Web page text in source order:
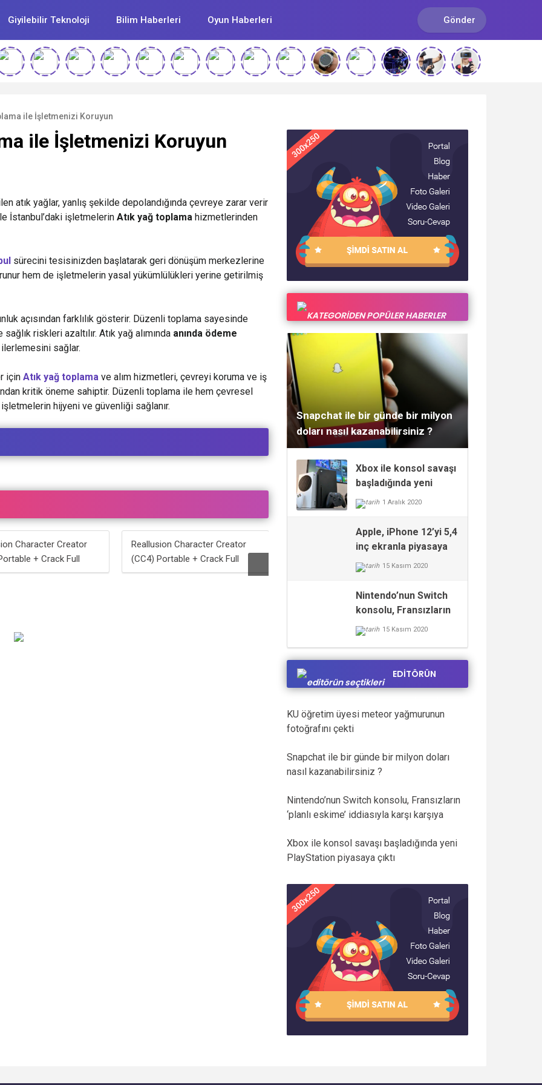
Giyilebilir Teknoloji Bilim Haberleri Oyun Haberleri Gönder
ile İşletmenizi Koruyun
ile İşletmenizi Koruyun
atık yağlar, yanlış şekilde depolandığında çevreye zarar verir
İstanbul’daki işletmelerin Atık yağ toplama hizmetlerinden
sürecini tesisinizden başlatarak geri dönüşüm merkezlerine
hem de işletmelerin yasal yükümlülükleri yerine getirilmiş
açısından farklılık gösterir. Düzenli toplama sayesinde
riskleri azaltılır. Atık yağ alımında anında ödeme
sağlar.
için Atık yağ toplama ve alım hizmetleri, çevreyi koruma ve iş
kritik öneme sahiptir. Düzenli toplama ile hem çevresel
hijyeni ve güvenliği sağlanır.
Character Creator
+ Crack Full
100% Worked
Reallusion Character Creator
(CC4) Portable + Crack Full
(x32-x64) 100% Worked
Coyote vs. Acme 2026 BDRip
𝐘𝐢𝐟𝐲 𝐌𝐨𝐯𝐢𝐞𝐬 Verified T𝐨𝐫𝐫𝐞nt
KATEGORİDEN POPÜLER HABERLER
Snapchat ile bir günde bir milyon
doları nasıl kazanabilirsiniz ?
Xbox ile konsol savaşı
başladığında yeni
PlayStation piyasaya
çıktı
1 Aralık 2020
Apple, iPhone 12’yi 5,4
inç ekranla piyasaya
sürebilir15 Kasım 2020
Nintendo’nun Switch
konsolu, Fransızların
‘planlı eskime’
iddiasıyla karşı karşıya
15 Kasım 2020
EDİTÖRÜN
KU öğretim üyesi meteor yağmurunun
fotoğrafını çekti
Snapchat ile bir günde bir milyon doları
nasıl kazanabilirsiniz ?
Nintendo’nun Switch konsolu, Fransızların
‘planlı eskime’ iddiasıyla karşı karşıya
Xbox ile konsol savaşı başladığında yeni
PlayStation piyasaya çıktı